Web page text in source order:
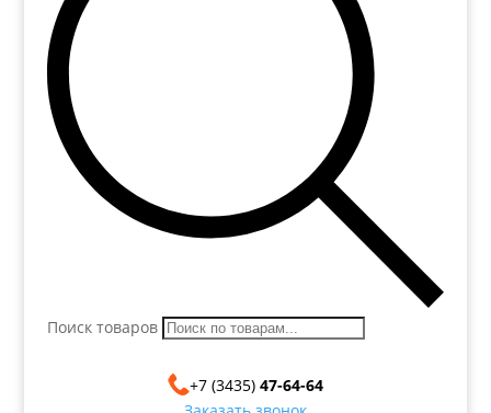
Поиск товаров
+7 (3435) 47-64-64